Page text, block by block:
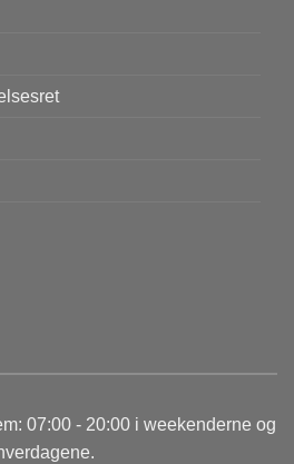
07:00 - 20:00 i weekenderne og